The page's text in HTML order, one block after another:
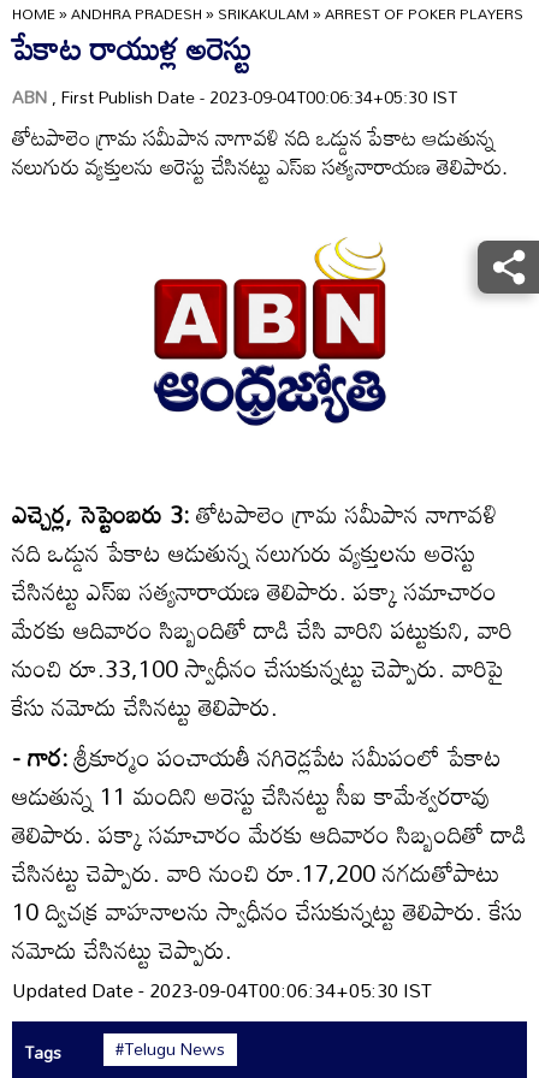
HOME»ANDHRA PRADESH»SRIKAKULAM»ARREST OF POKER PLAYERS
పేకాట రాయుళ్ల అరెస్టు
ABN, First Publish Date - 2023-09-04T00:06:34+05:30 IST
తోటపాలెం గ్రామ సమీపాన నాగావళి నది ఒడ్డున పేకాట ఆడుతున్న
నలుగురు వ్యక్తులను అరెస్టు చేసినట్టు ఎస్‌ఐ సత్యనారాయణ తెలిపారు.
ఎచ్చెర్ల, సెప్టెంబరు 3:తోటపాలెం గ్రామ సమీపాన నాగావళి
నది ఒడ్డున పేకాట ఆడుతున్న నలుగురు వ్యక్తులను అరెస్టు
చేసినట్టు ఎస్‌ఐ సత్యనారాయణ తెలిపారు. పక్కా సమాచారం
మేరకు ఆదివారం సిబ్బందితో దాడి చేసి వారిని పట్టుకుని, వారి
నుంచి రూ.33,100 స్వాధీనం చేసుకున్నట్టు చెప్పారు. వారిపై
కేసు నమోదు చేసినట్టు తెలిపారు.
- గార:శ్రీకూర్మం పంచాయతీ నగిరెడ్లపేట సమీపంలో పేకాట
ఆడుతున్న 11 మందిని అరెస్టు చేసినట్టు సీఐ కామేశ్వరరావు
తెలిపారు. పక్కా సమాచారం మేరకు ఆదివారం సిబ్బందితో దాడి
చేసినట్టు చెప్పారు. వారి నుంచి రూ.17,200 నగదుతోపాటు
10 ద్విచక్ర వాహనాలను స్వాధీనం చేసుకున్నట్టు తెలిపారు. కేసు
నమోదు చేసినట్టు చెప్పారు.
Updated Date - 2023-09-04T00:06:34+05:30 IST
Tags #Telugu News